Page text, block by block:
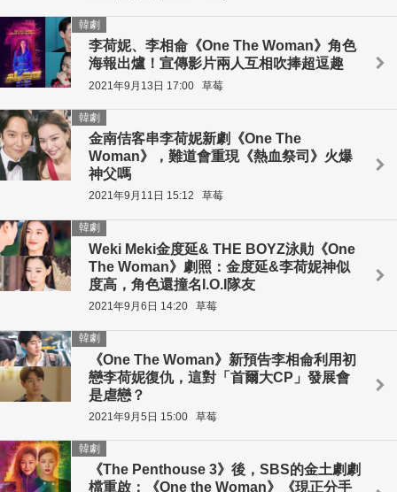
李荷妮、李相侖《One The Woman》角色
海報出爐！宣傳影片兩人互相吹捧超逗趣
韓劇
2021年9月13日 17:00 草莓
金南佶客串李荷妮新劇《One The
Woman》，難道會重現《熱血祭司》火爆
神父嗎
韓劇
2021年9月11日 15:12 草莓
Weki Meki金度延& THE BOYZ泳勛《One
The Woman》劇照：金度延&李荷妮神似
度高，角色還撞名I.O.I隊友
韓劇
2021年9月6日 14:20 草莓
《One The Woman》新預告李相侖利用初
戀李荷妮復仇，這對「首爾大CP」發展會
是虐戀？
韓劇
2021年9月5日 15:00 草莓
《The Penthouse 3》後，SBS的金土劇劇
檔重啟：《One the Woman》《現正分手
韓劇